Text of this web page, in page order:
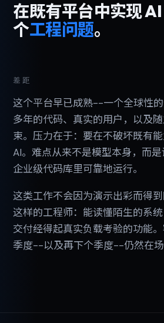
在既有平台中实现
个工程问题。
差距
这个平台早已成熟--一个全球性
多年的代码、真实的用户，以及
束。压力在于：要在不破坏既有
AI。难点从来不是模型本身，而
企业级代码库里可靠地运行。
这类工作不会因为演示出彩而得
这样的工程师：能读懂陌生的系统
交付经得起真实负载考验的功能
季度--以及再下个季度--仍然在场